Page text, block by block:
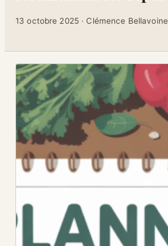
13 octobre 2025 · Clémence Bellavoine